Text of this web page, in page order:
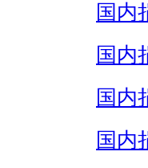
国内
国内
国内
国内